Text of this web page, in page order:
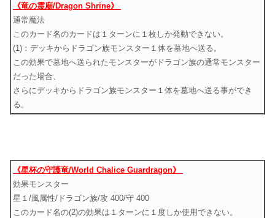
《竜の霊廟/Dragon Shrine》
通常魔法
このカード名のカードは１ターンに１枚しか発動できない。
(1)：デッキからドラゴン族モンスター１体を墓地へ送る。
この効果で墓地へ送られたモンスターがドラゴン族の通常モンスター
だった場合、
さらにデッキからドラゴン族モンスター１体を墓地へ送る事ができ
る。
《星杯の守護竜/World Chalice Guardragon》
効果モンスター
星１/風属性/ドラゴン族/攻 400/守 400
このカード名の(2)の効果は１ターンに１度しか使用できない。